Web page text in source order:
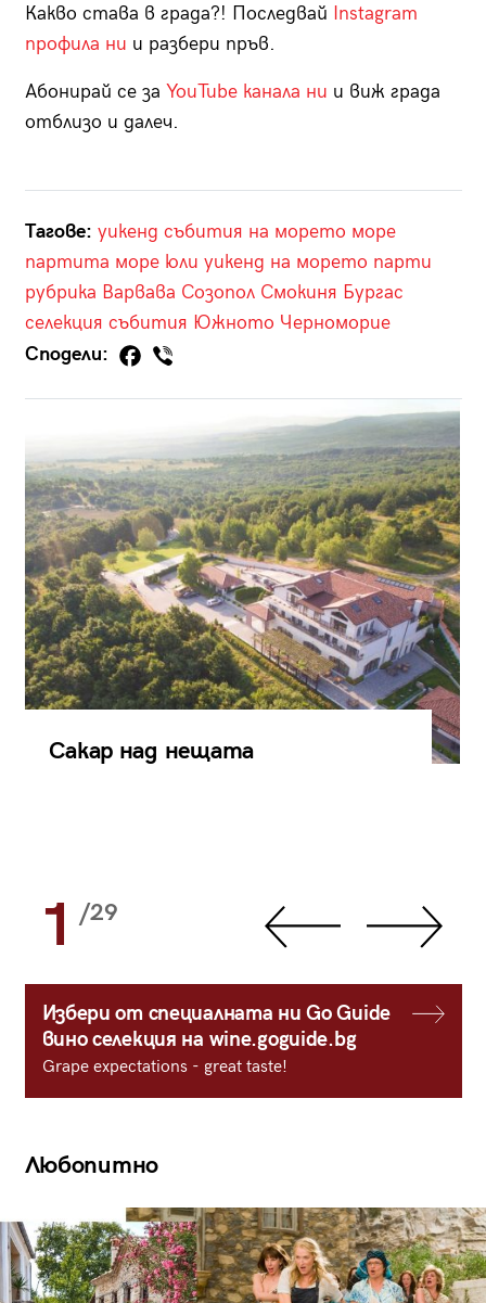
Какво става в града?! Последвай Instagram
профила ни и разбери пръв.
Абонирай се за YouTube канала ни и виж града
отблизо и далеч.
Тагове: уикенд събития на морето море
партита море юли уикенд на морето парти
рубрика Варвава Созопол Смокиня Бургас
селекция събития Южното Черноморие
Сподели:
Сакар над нещата
1 /29
Избери от специалната ни Go Guide
вино селекция на wine.goguide.bg
Grape expectations - great taste!
Любопитно